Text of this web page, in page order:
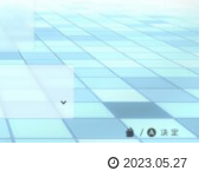
2023.05.27